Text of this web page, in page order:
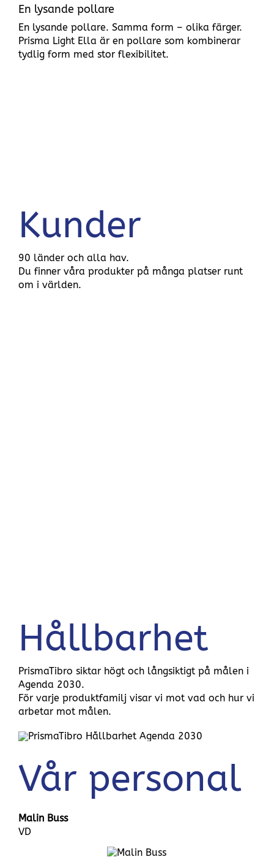
En lysande pollare
En lysande pollare. Samma form – olika färger.
Prisma Light Ella är en pollare som kombinerar
tydlig form med stor flexibilitet.
Kunder
90 länder och alla hav.
Du finner våra produkter på många platser runt
om i världen.
Hållbarhet
PrismaTibro siktar högt och långsiktigt på målen i
Agenda 2030.
För varje produktfamilj visar vi mot vad och hur vi
arbetar mot målen.
Vår personal
Malin Buss
VD